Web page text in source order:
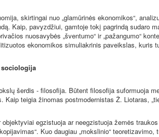
skirtingai nuo „glamūrinės ekonomikos“,
Kaip, pavyzdžiui, gamtoje tokį pagrindą sudaro
nuosavybės „šventumo“ ir „pažangumo“
ekonomikos simuliakrinis paveikslas, kuris
šerdis - filosofija. Būtent filosofija suformuoja
Kaip teigia žinomas postmodernistas Ž. Liotaras,
egzistuoja ar neegzistuoja žemės
Kuo daugiau „mokslinio“